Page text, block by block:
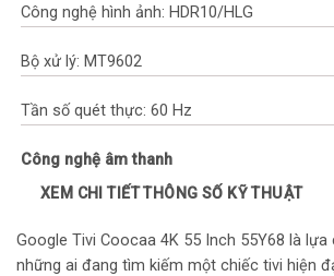
Công nghệ hình ảnh: HDR10/HLG
Bộ xử lý: MT9602
Tần số quét thực: 60 Hz
Công nghệ âm thanh
Số lượng loa: 2 Loa
XEM CHI TIẾT THÔNG SỐ KỸ THUẬT
Google Tivi Coocaa 4K 55 Inch 55Y68 là
những ai đang tìm kiếm một chiếc tivi hiện